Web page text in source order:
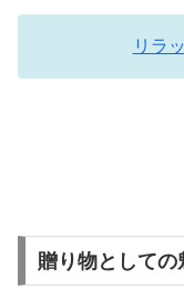
リラ
贈り物としての